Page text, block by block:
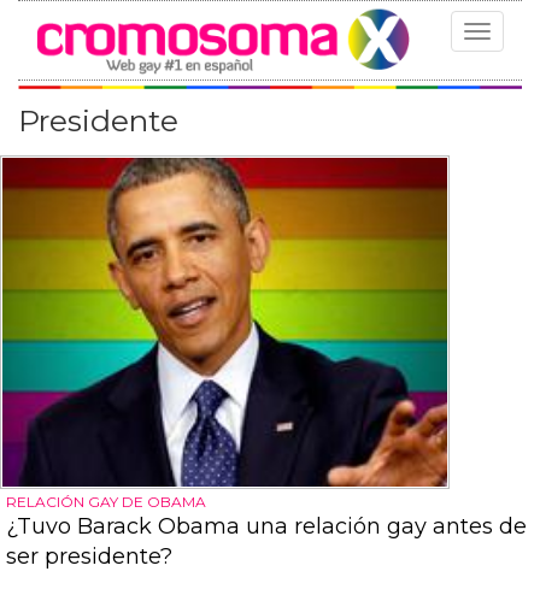
Toggle
Presidente
RELACIÓN GAY DE OBAMA
¿Tuvo Barack Obama una relación gay antes de
ser presidente?